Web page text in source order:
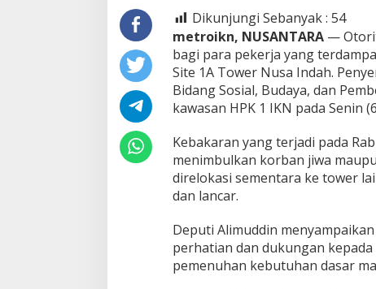
Dikunjungi Sebanyak : 54
metroikn, NUSANTARA—
bagi para pekerja yang
Site 1A Tower Nusa Indah.
Bidang Sosial, Budaya, dan
kawasan HPK 1 IKN pada Senin
Kebakaran yang terjadi pada
menimbulkan korban jiwa
direlokasi sementara ke tower
dan lancar.
Deputi Alimuddin
perhatian dan dukungan
pemenuhan kebutuhan dasar